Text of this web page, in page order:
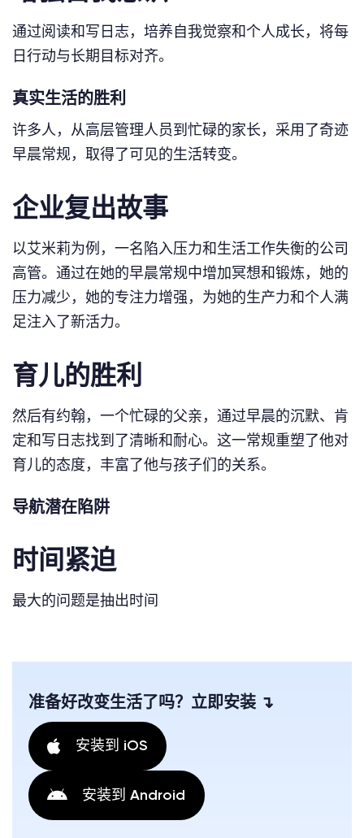
通过阅读和写日志，培养自我觉察和个人成长，将每
日行动与长期目标对齐。
真实生活的胜利
许多人，从高层管理人员到忙碌的家长，采用了奇迹
早晨常规，取得了可见的生活转变。
企业复出故事
以艾米莉为例，一名陷入压力和生活工作失衡的公司
高管。通过在她的早晨常规中增加冥想和锻炼，她的
压力减少，她的专注力增强，为她的生产力和个人满
足注入了新活力。
育儿的胜利
然后有约翰，一个忙碌的父亲，通过早晨的沉默、肯
定和写日志找到了清晰和耐心。这一常规重塑了他对
育儿的态度，丰富了他与孩子们的关系。
导航潜在陷阱
时间紧迫
最大的问题是抽出时间
准备好改变生活了吗？立即安装 ↴
安装到 iOS
安装到 Android